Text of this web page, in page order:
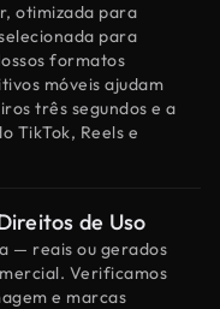
otimizada para
para
formatos
móveis ajudam
três segundos e a
TikTok, Reels e
de Uso
— reais ou gerados
Verificamos
e marcas